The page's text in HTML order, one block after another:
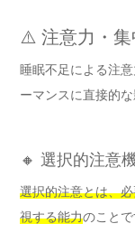
⚠️ 注意力・集
睡眠不足による注
ーマンスに直接的
🔸 選択的注意
選択的注意とは、
視する能力のこと